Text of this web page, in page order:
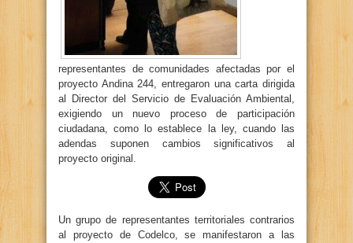
representantes de comunidades afectadas por el
proyecto Andina 244, entregaron una carta dirigida
al Director del Servicio de Evaluación Ambiental,
exigiendo un nuevo proceso de participación
ciudadana, como lo establece la ley, cuando las
adendas suponen cambios significativos al
proyecto original.
Un grupo de representantes territoriales contrarios
al proyecto de Codelco, se manifestaron a las